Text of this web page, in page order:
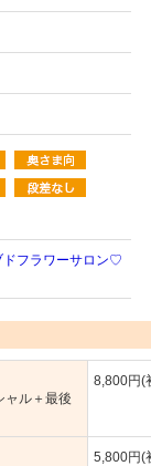
ドフラワーサロン♡
ャル＋最後
8,800円(
5,800円(